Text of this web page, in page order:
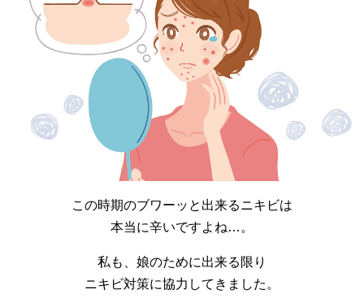
この時期のブワーッと出来るニキビは
本当に辛いですよね…。
私も、娘のために出来る限り
ニキビ対策に協力してきました。